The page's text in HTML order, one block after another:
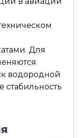
Для
водородной